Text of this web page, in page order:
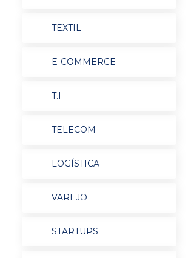
TEXTIL
E-COMMERCE
T.I
TELECOM
LOGÍSTICA
VAREJO
STARTUPS